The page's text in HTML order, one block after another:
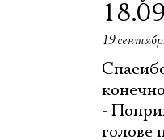
18.09
19
-
голове